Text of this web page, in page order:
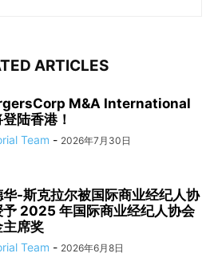
ARTICLES
M&A International
陆香港！
Team - 2026年7月30日
华-斯克拉尔被国际商业经纪人协
予 2025 年国际商业经纪人协会
主席奖
Team - 2026年6月8日